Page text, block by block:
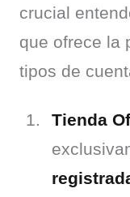
crucial
que ofrece la
tipos de
Tienda